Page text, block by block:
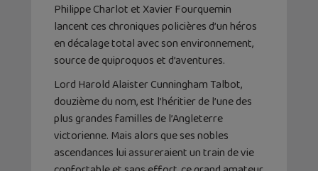
Philippe Charlot et Xavier Fourquemin
lancent ces chroniques policières d’un héros
en décalage total avec son environnement,
source de quiproquos et d’aventures.
Lord Harold Alaister Cunningham Talbot,
douzième du nom, est l’héritier de l’une des
plus grandes familles de l’Angleterre
victorienne. Mais alors que ses nobles
ascendances lui assureraient un train de vie